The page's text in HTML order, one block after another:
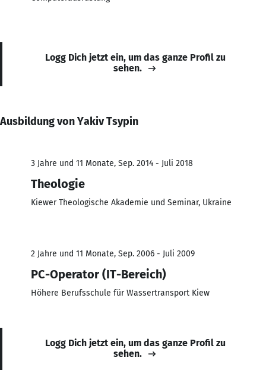
Logg Dich jetzt ein, um das ganze Profil zu
sehen.
Ausbildung von Yakiv Tsypin
3 Jahre und 11 Monate, Sep. 2014 - Juli 2018
Theologie
Kiewer Theologische Akademie und Seminar, Ukraine
2 Jahre und 11 Monate, Sep. 2006 - Juli 2009
PC-Operator (IT-Bereich)
Höhere Berufsschule für Wassertransport Kiew
Logg Dich jetzt ein, um das ganze Profil zu
sehen.